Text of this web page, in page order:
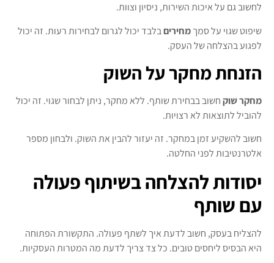
לחשוב גם על איכות השירות, ניסיון וצוות.
שיפוט שגוי על סמךמחיריםבלבד יכול לגרום לבחירות רעות. זה יכול
לפגוע בהצלחה של העסק.
הזנחת מחקר על השוק
מחקר שוקחשוב בבחירת שותף. ללא מחקר, ניתן לבחור שגוי. זה יכול
להוביל לתוצאות לא רצויות.
חשוב להשקיע זמן במחקר. זה יעזור להבין את השוק. ולבחון מספר
אלטרנטיבות לפני החלטה.
יסודות להצלחה בשיתוף פעולה
עם שותף
להצליח בעסק, חשוב לדעת איך לשתף פעולה. התקשורת הפתוחה
היא הבסיס ליחסים טובים. כל צד צריך לדעת מה המטרות העסקיות.